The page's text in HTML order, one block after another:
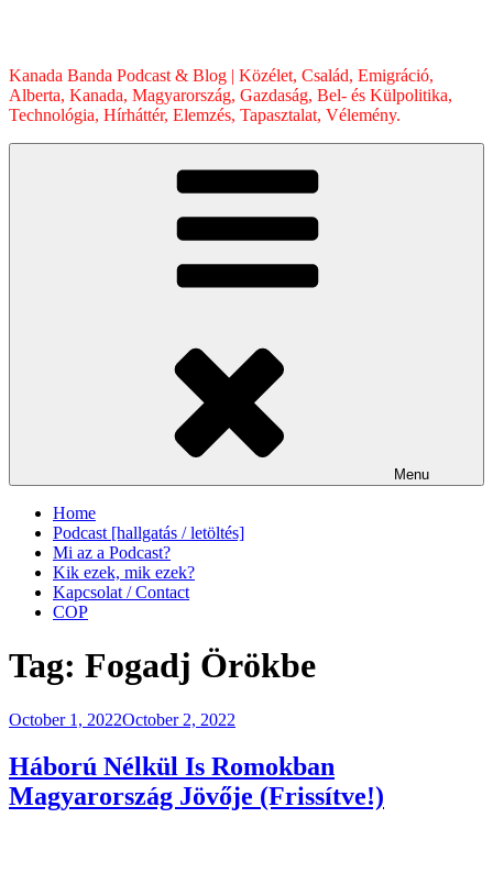
Kanada Banda Podcast & Blog | Közélet, Család, Emigráció,
Alberta, Kanada, Magyarország, Gazdaság, Bel- és Külpolitika,
Technológia, Hírháttér, Elemzés, Tapasztalat, Vélemény.
Menu
Home
Podcast [hallgatás / letöltés]
Mi az a Podcast?
Kik ezek, mik ezek?
Kapcsolat / Contact
COP
Tag: Fogadj Örökbe
Posted
October 1, 2022October 2, 2022
Háború Nélkül Is Romokban
Magyarország Jövője (Frissítve!)